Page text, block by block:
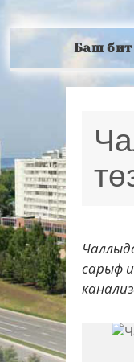
Баш бит
сарыф